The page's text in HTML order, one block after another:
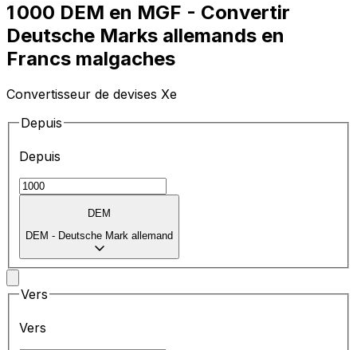
1 000 DEM en MGF - Convertir
Deutsche Marks allemands en
Francs malgaches
Convertisseur de devises Xe
Depuis
Depuis
DEM
DEM - Deutsche Mark allemand
Vers
Vers